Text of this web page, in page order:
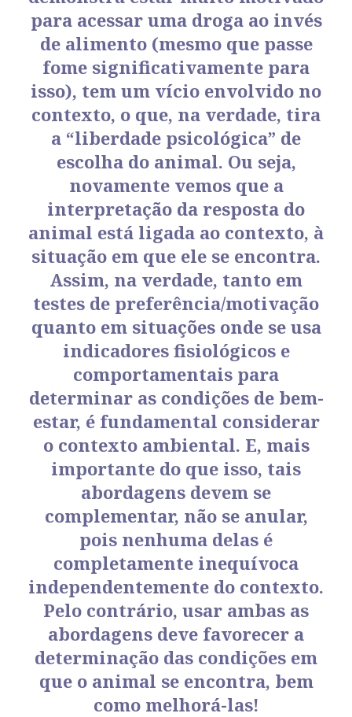
para acessar uma droga ao invés
de alimento (mesmo que passe
fome significativamente para
isso), tem um vício envolvido no
contexto, o que, na verdade, tira
a “liberdade psicológica” de
escolha do animal. Ou seja,
novamente vemos que a
interpretação da resposta do
animal está ligada ao contexto, à
situação em que ele se encontra.
Assim, na verdade, tanto em
testes de preferência/motivação
quanto em situações onde se usa
indicadores fisiológicos e
comportamentais para
determinar as condições de bem-
estar, é fundamental considerar
o contexto ambiental. E, mais
importante do que isso, tais
abordagens devem se
complementar, não se anular,
pois nenhuma delas é
completamente inequívoca
independentemente do contexto.
Pelo contrário, usar ambas as
abordagens deve favorecer a
determinação das condições em
que o animal se encontra, bem
como melhorá-las!